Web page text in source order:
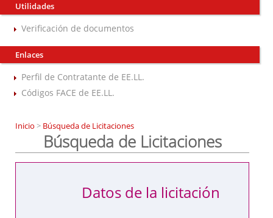
Utilidades
Verificación de documentos
Enlaces
Perfil de Contratante de EE.LL.
Códigos FACE de EE.LL.
Inicio > Búsqueda de Licitaciones
Búsqueda de Licitaciones
Datos de la licitación